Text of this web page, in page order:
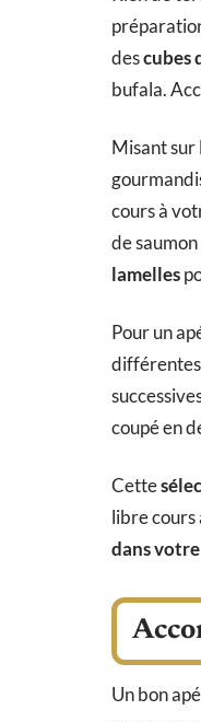
descubes
bufala.
Misant sur
cours à
de
lamelles
Pour un
différentes
coupé en
Cette
libre cours
dans
Un bon